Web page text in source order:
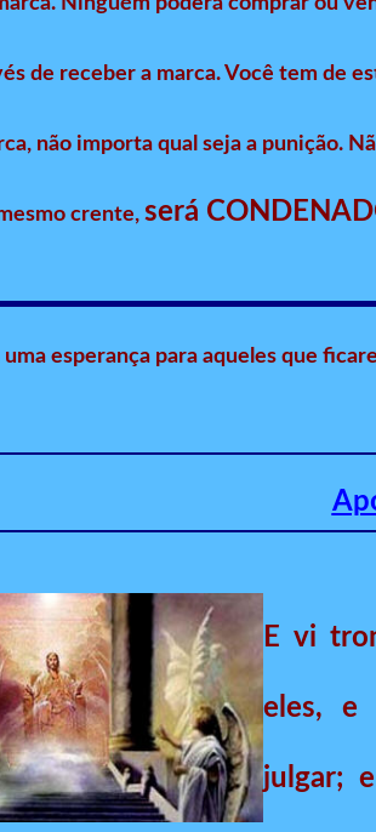
Donate
de receber a marca. Você tem de
não importa qual seja a punição.
crente, será
uma esperança para aqueles que
E vi
eles, e
julgar;